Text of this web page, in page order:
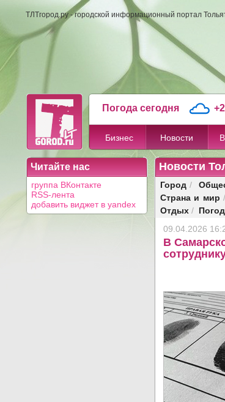
ТЛТгород.ру - городской информационный портал
Погода сегодня
Бизнес Новости
Читайте нас
группа ВКонтакте
RSS-лента
добавить виджет в yandex
Новости
Город /
Страна и мир /
Отдых /
09.04.2026
В